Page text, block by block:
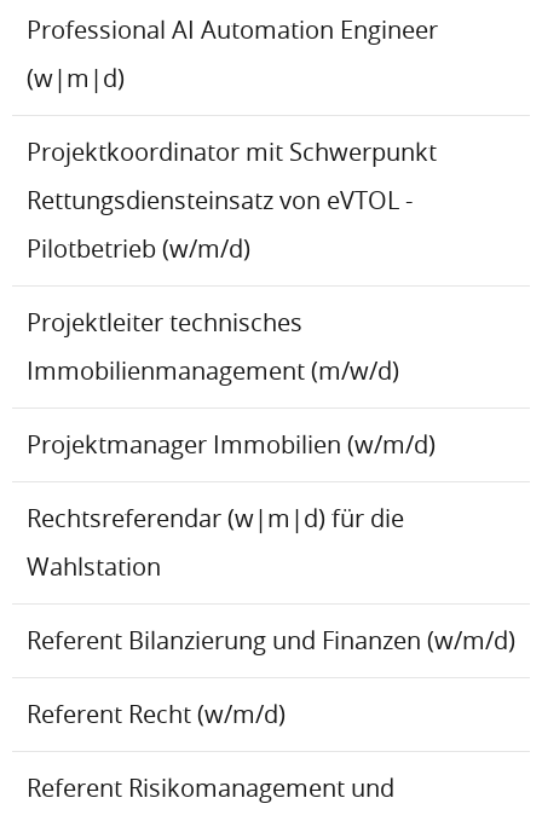
Professional AI Automation Engineer
(w|m|d)
Projektkoordinator mit Schwerpunkt
Rettungsdiensteinsatz von eVTOL -
Pilotbetrieb (w/m/d)
Projektleiter technisches
Immobilienmanagement (m/w/d)
Projektmanager Immobilien (w/m/d)
Rechtsreferendar (w|m|d) für die
Wahlstation
Referent Bilanzierung und Finanzen (w/m/d)
Referent Recht (w/m/d)
Referent Risikomanagement und